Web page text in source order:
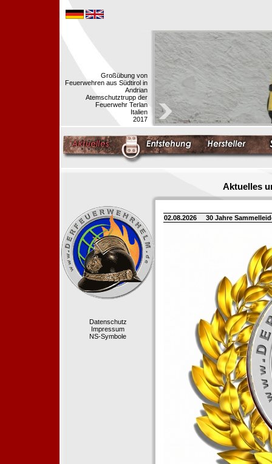
Großübung von
Feuerwehren aus Südtirol in
Andrian
Atemschutztrupp der
Feuerwehr Terlan
Italien
2017
Aktuelles
Datenschutz
Impressum
NS-Symbole
02.08.2026 30 Jahre